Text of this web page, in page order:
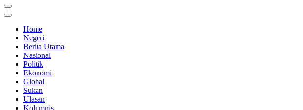
Home
Negeri
Berita Utama
Nasional
Politik
Ekonomi
Global
Sukan
Ulasan
Kolumnis